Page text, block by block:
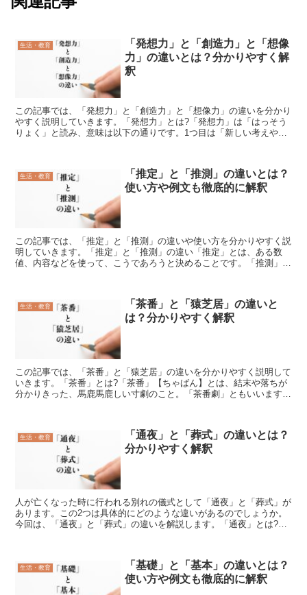
生活・教育
「発想力」と「創造力」と「想像
力」の違いとは？分かりやすく解
釈
この記事では、「発想力」と「創造力」と「想像力」の違いを分かり
やすく説明していきます。「発想力」とは?「発想力」は「はっそう
りょく」と読み、意味は以下の通りです。1つ目は「新しい考えやア
生活・教育
「推定」と「推測」の違いとは？
使い方や例文も徹底的に解釈
この記事では、「推定」と「推測」の違いや使い方を分かりやすく説
明していきます。「推定」と「推測」の違い「推定」とは、ある数
値、内容などを使って、こうであろうと決めることです。「推測」と
生活・教育
「茶番」と「猿芝居」の違いと
は？分かりやすく解釈
この記事では、「茶番」と「猿芝居」の違いを分かりやすく説明して
いきます。「茶番」とは?「茶番」【ちゃばん】とは、結末や落ちが
分かりきった、馬鹿馬鹿しい寸劇のこと。「茶番劇」ともいいます。
生活・教育
「通夜」と「葬式」の違いとは？
分かりやすく解釈
人が亡くなった時に行われる別れの儀式として「通夜」と「葬式」が
あります。この2つは具体的にどのような違いがあるのでしょうか。
今回は、「通夜」と「葬式」の違いを解説します。「通夜」とは?
生活・教育
「基礎」と「基本」の違いとは？
使い方や例文も徹底的に解釈